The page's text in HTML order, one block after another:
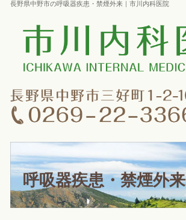
長野県中野市の呼吸器疾患・禁煙外来｜市川内科医院
呼吸器疾患・禁煙外来